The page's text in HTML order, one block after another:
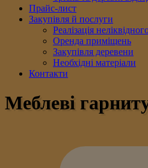
Прайс-лист
Закупівля й послуги
Реалізація
Оренда приміщень
Закупівля деревени
Необхідні матеріали
Контакти
Меблеві